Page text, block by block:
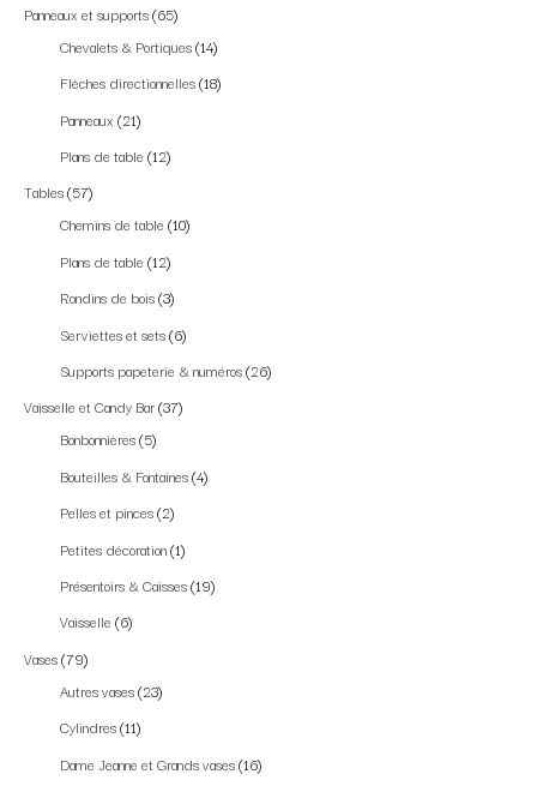
Panneaux et supports 65
Chevalets & Portiques 14
Flèches directionnelles 18
Panneaux 21
Plans de table 12
Tables 57
Chemins de table 10
Plans de table 12
Rondins de bois 3
Serviettes et sets 6
Supports papeterie & numéros 26
Vaisselle et Candy Bar 37
Bonbonnières 5
Bouteilles & Fontaines 4
Pelles et pinces 2
Petites décoration 1
Présentoirs & Caisses 19
Vaisselle 6
Vases 79
Autres vases 23
Cylindres 11
Dame Jeanne et Grands vases 16